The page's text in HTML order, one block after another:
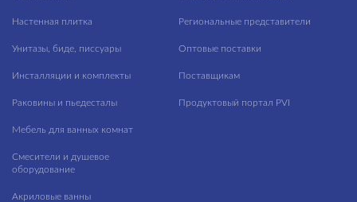
Настенная плитка
Унитазы, биде, писсуары
Инсталляции и комплекты
Раковины и пьедесталы
Мебель для ванных комнат
Смесители и душевое
оборудование
Акриловые ванны
Региональные представители
Оптовые поставки
Поставщикам
Продуктовый портал PVI